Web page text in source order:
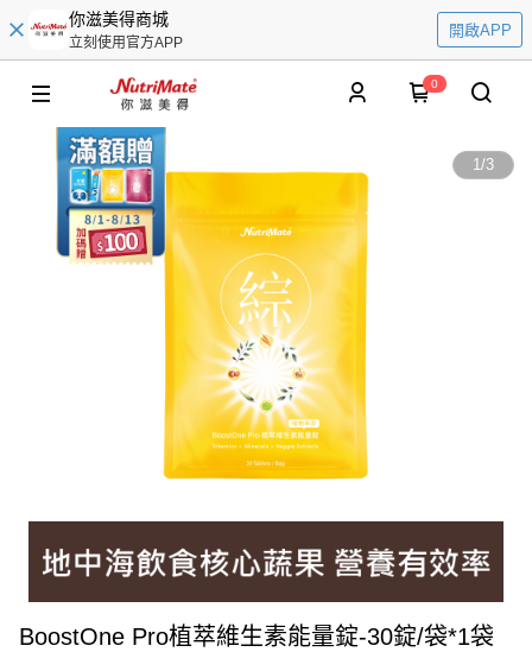
你滋美得商城
立刻使用官方APP
開啟APP
0
1/3
BoostOne Pro植萃維生素能量錠-30錠/袋*1袋